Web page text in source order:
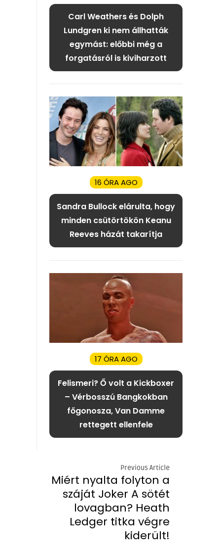
Carl Weathers és Dolph
Lundgren ki nem állhatták
egymást: előbbi még a
forgatásról is kiviharzott
16 ÓRA AGO
Sandra Bullock elárulta, hogy
minden csütörtökön Keanu
Reeves házát takarítja
17 ÓRA AGO
Felismeri? Ő volt a Kickboxer
– Vérbosszú Bangkokban
főgonosza, Van Damme
rettegett ellenfele
Previous Article
Miért nyalta folyton a
száját Joker A sötét
lovagban? Heath
Ledger titka végre
kiderült!